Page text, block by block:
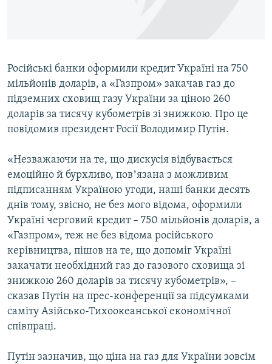
Усі сайти RFE/RL
Російські банки оформили кредит Україні на 750
мільйонів доларів, а «Газпром» закачав газ до
підземних сховищ газу України за ціною 260
доларів за тисячу кубометрів зі знижкою. Про це
повідомив президент Росії Володимир Путін.
«Незважаючи на те, що дискусія відбувається
емоційно й бурхливо, повʼязана з можливим
підписанням Україною угоди, наші банки десять
днів тому, звісно, не без мого відома, оформили
Україні черговий кредит – 750 мільйонів доларів, а
«Газпром», теж не без відома російського
керівництва, пішов на те, що допоміг Україні
закачати необхідний газ до газового сховища зі
знижкою 260 доларів за тисячу кубометрів», –
сказав Путін на прес-конференції за підсумками
саміту Азійсько-Тихоокеанської економічної
співпраці.
Путін зазначив, що ціна на газ для України зовсім